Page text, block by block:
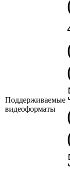
Поддерживаемые
видеоформаты